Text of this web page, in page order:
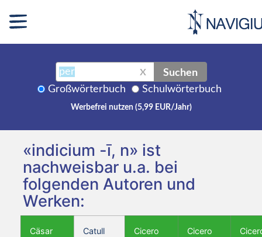
X Suchen
Großwörterbuch Schulwörterbuch
Werbefrei nutzen (5,99 EUR/Jahr)
«indicium -ī, n» ist
nachweisbar u.a. bei
folgenden Autoren und
Werken:
Cäsar
Catull
Cicero
Cicero